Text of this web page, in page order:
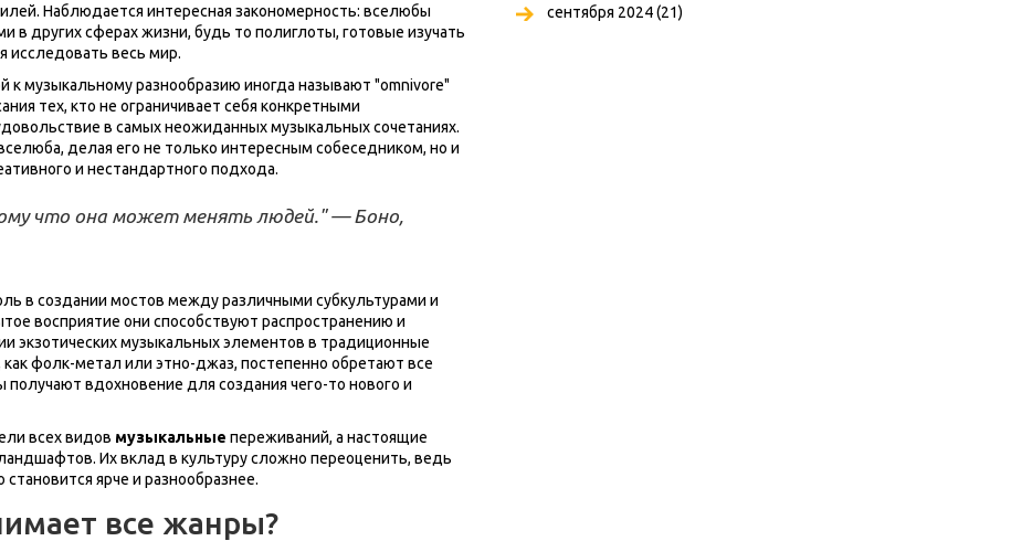
Наблюдается интересная закономерность: вселюбы
в других сферах жизни, будь то полиглоты, готовые изучать
исследовать весь мир.
к музыкальному разнообразию иногда называют "omnivore"
тех, кто не ограничивает себя конкретными
в самых неожиданных музыкальных сочетаниях.
делая его не только интересным собеседником, но и
и нестандартного подхода.
что она может менять людей." — Боно,
в создании мостов между различными субкультурами и
восприятие они способствуют распространению и
экзотических музыкальных элементов в традиционные
фолк-метал или этно-джаз, постепенно обретают все
вдохновение для создания чего-то нового и
всех видов музыкальные переживаний, а настоящие
Их вклад в культуру сложно переоценить, ведь
ярче и разнообразнее.
все жанры?
сентября 2024(21)